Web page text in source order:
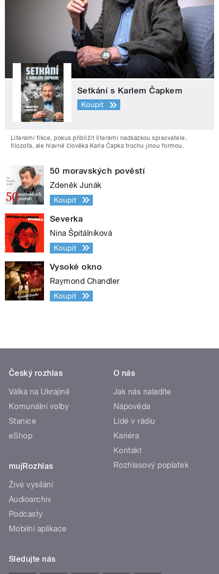
Setkání s Karlem Čapkem
Koupit
Literární fikce, pokus přiblížit literární nadsázkou spisovatele,
filozofa, ale hlavně člověka Karla Čapka trochu jinou formou.
50 moravských pověstí
Zdeněk Junák
Koupit
Severka
Nina Špitálníková
Koupit
Vysoké okno
Raymond Chandler
Koupit
Český rozhlas
Válka na Ukrajině
Komunální volby
Stanice
eShop
mujRozhlas
Živé vysílání
Audioarchiv
Podcasty
Mobilní aplikace
O nás
Jak nás naladíte
Nápověda
Lidé v rádiu
Kariéra
Kontakt
Rozhlasový poplatek
Sledujte nás